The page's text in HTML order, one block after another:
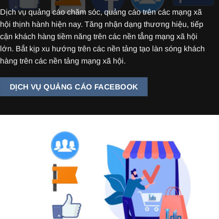
Dịch vụ quảng cáo chăm sóc, quảng cáo trên các mạng xã
hội thịnh hành hiện nay. Tăng nhận dạng thương hiệu, tiếp
cận khách hàng tiềm năng trên các nền tẳng mạng xã hội
lớn. Bắt kịp xu hướng trên các nền tảng tạo làn sóng khách
hàng trên các nền tảng mạng xã hội.
DỊCH VỤ QUẢNG CÁO FACEBOOK